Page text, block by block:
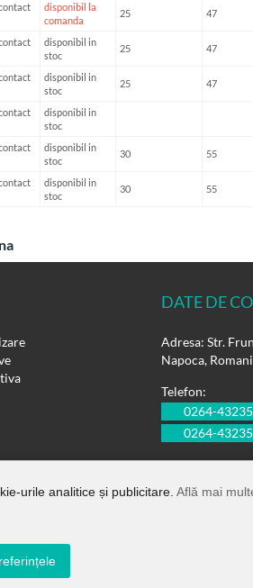
disponibil la
comanda
25 47
disponibil in
stoc
25 47
disponibil in
stoc
25 47
disponibil in
stoc
disponibil in
stoc
30 55
disponibil in
stoc
30 55
DATE DE
Adresa: Str.
Napoca,
Telefon:
0264-
0264-
E-mail:
urile analitice și publicitare. Află mai